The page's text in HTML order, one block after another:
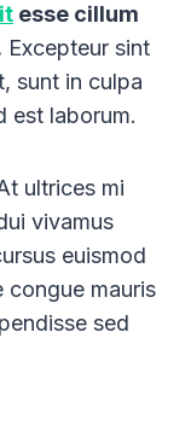
esse cillum
Excepteur sint
sunt in culpa
est laborum.
ultrices mi
vivamus
euismod
congue mauris
sed